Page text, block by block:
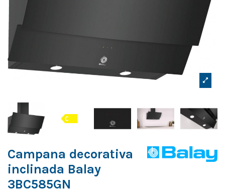
Campana decorativa
inclinada Balay
3BC585GN